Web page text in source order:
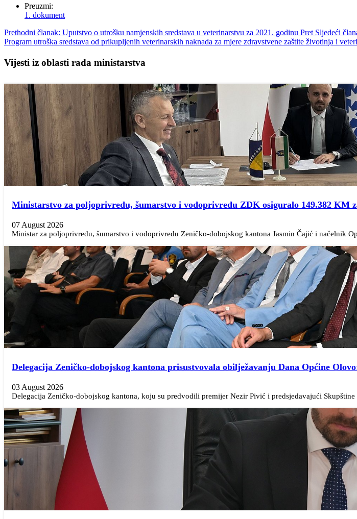
Preuzmi:
1. dokument
Prethodni članak: Uputstvo o utrošku namjenskih sredstava u veterinarstvu za 2021. godinu Pret Sljedeći
Program utroška sredstava od prikupljenih veterinarskih naknada za mjere zdravstvene zaštite životinja i
Vijesti iz oblasti rada ministarstva
Ministarstvo za poljoprivredu, šumarstvo i vodoprivredu ZDK osiguralo 149.382 KM
07 August 2026
Ministar za poljoprivredu, šumarstvo i vodoprivredu Zeničko-dobojskog kantona Jasmin Čajić i načelnik
Delegacija Zeničko-dobojskog kantona prisustvovala obilježavanju Dana Općine
03 August 2026
Delegacija Zeničko-dobojskog kantona, koju su predvodili premijer Nezir Pivić i predsjedavajući Skupštine